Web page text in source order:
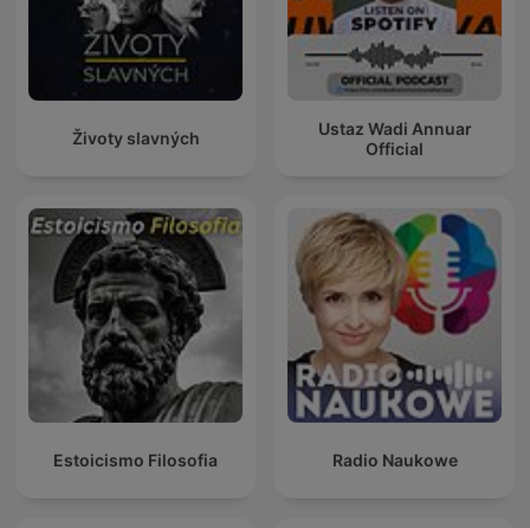
Ustaz Wadi Annuar
Official
Životy slavných
Radio Naukowe
Estoicismo Filosofia